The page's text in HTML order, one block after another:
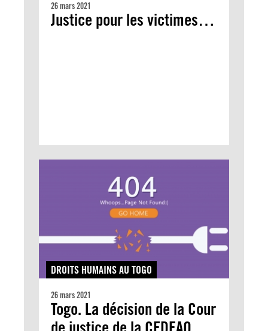
26 mars 2021
Justice pour les victimes…
DROITS HUMAINS AU TOGO
26 mars 2021
Togo. La décision de la Cour